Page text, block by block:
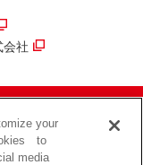
会社
イバシーポリシー
利用について
your
to
media